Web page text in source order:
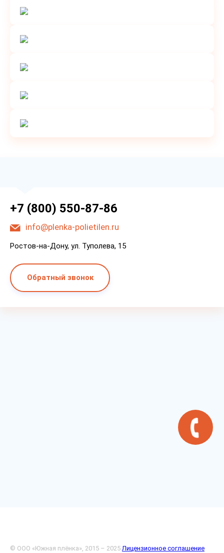
+7 (800) 550-87-86
info@plenka-polietilen.ru
Ростов-на-Дону, ул. Туполева, 15
Обратный звонок
© ООО «Южная плёнка», 2015 – 2025 Лицензионное соглашение